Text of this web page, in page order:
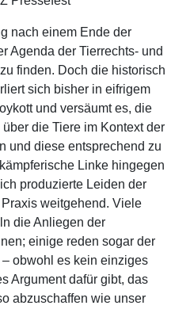
nach einem Ende der
Agenda der Tierrechts- und
finden. Doch die historisch
sich bisher in eifrigem
und versäumt es, die
die Tiere im Kontext der
und diese entsprechend zu
Linke hingegen
produzierte Leiden der
weitgehend. Viele
die Anliegen der
einige reden sogar der
obwohl es kein einziges
Argument dafür gibt, das
abzuschaffen wie unser